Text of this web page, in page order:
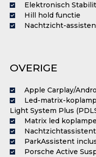
Elektronisch
Hill hold functie
Nachtzicht-
OVERIGE
Apple Carplay/
Led-matrix-
Light System Plus
Matrix led
Nachtzichtassistent
ParkAssistent
Porsche Active